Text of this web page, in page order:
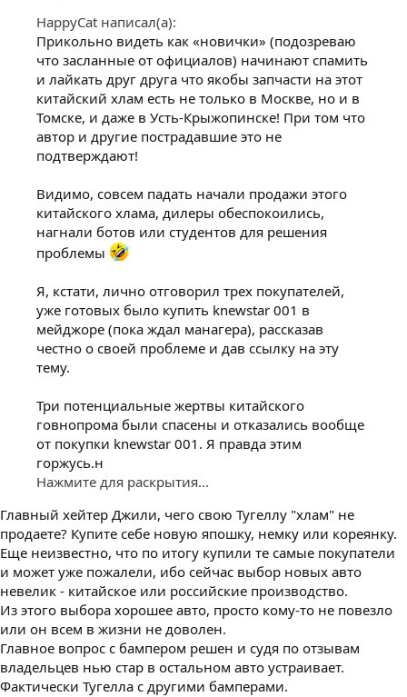
HappyCat написал(а):
Прикольно видеть как «новички» (подозреваю
что засланные от официалов) начинают спамить
и лайкать друг друга что якобы запчасти на этот
китайский хлам есть не только в Москве, но и в
Томске, и даже в Усть-Крыжопинске! При том что
автор и другие пострадавшие это не
подтверждают!
Видимо, совсем падать начали продажи этого
китайского хлама, дилеры обеспокоились,
нагнали ботов или студентов для решения
проблемы
Я, кстати, лично отговорил трех покупателей,
уже готовых было купить knewstar 001 в
мейджоре (пока ждал манагера), рассказав
честно о своей проблеме и дав ссылку на эту
тему.
Три потенциальные жертвы китайского
говнопрома были спасены и отказались вообще
от покупки knewstar 001. Я правда этим
горжусь.н
Нажмите для раскрытия...
Главный хейтер Джили, чего свою Тугеллу "хлам" не
продаете? Купите себе новую япошку, немку или кореянку.
Еще неизвестно, что по итогу купили те самые покупатели
и может уже пожалели, ибо сейчас выбор новых авто
невелик - китайское или российские производство.
Из этого выбора хорошее авто, просто кому-то не повезло
или он всем в жизни не доволен.
Главное вопрос с бампером решен и судя по отзывам
владельцев нью стар в остальном авто устраивает.
Фактически Тугелла с другими бамперами.